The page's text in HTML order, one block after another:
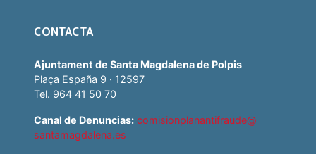
CONTACTA
Ajuntament de Santa Magdalena de Polpis
Plaça España 9 · 12597
Tel. 964 41 50 70
Canal de Denuncias: comisionplanantifraude@
santamagdalena.es